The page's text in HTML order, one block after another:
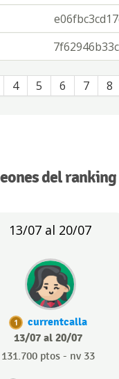
4 5 6 7 8
del
13/07 al 20/07
1
currentcalla
13/07 al 20/07
131.700 ptos - nv 33